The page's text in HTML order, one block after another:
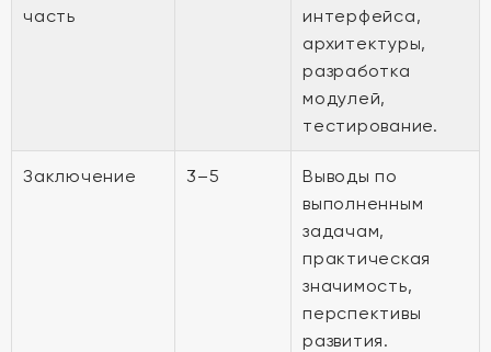
часть
интерфейса,
архитектуры,
разработка
модулей,
тестирование.
Заключение 3–5
Выводы по
выполненным
задачам,
практическая
значимость,
перспективы
развития.